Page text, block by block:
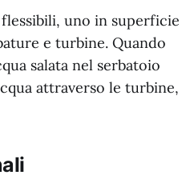
uno in superficie
e turbine. Quando
salata nel serbatoio
attraverso le turbine,